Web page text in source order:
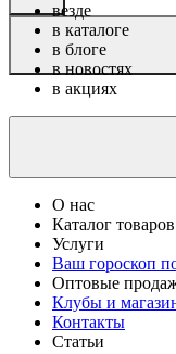
везде
в каталоге
в блоге
в новостях
в акциях
О нас
Каталог товаров
Услуги
Ваш гороскоп
Оптовые
Клубы и
Контакты
Статьи